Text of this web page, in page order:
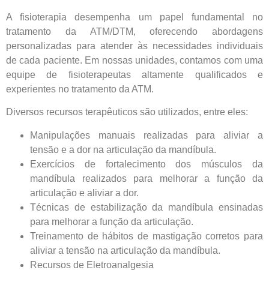
A fisioterapia desempenha um papel fundamental no
tratamento da ATM/DTM, oferecendo abordagens
personalizadas para atender às necessidades individuais
de cada paciente. Em nossas unidades, contamos com uma
equipe de fisioterapeutas altamente qualificados e
experientes no tratamento da ATM.
Diversos recursos terapêuticos são utilizados, entre eles:
Manipulações manuais realizadas para aliviar a
tensão e a dor na articulação da mandíbula.
Exercícios de fortalecimento dos músculos da
mandíbula realizados para melhorar a função da
articulação e aliviar a dor.
Técnicas de estabilização da mandíbula ensinadas
para melhorar a função da articulação.
Treinamento de hábitos de mastigação corretos para
aliviar a tensão na articulação da mandíbula.
Recursos de Eletroanalgesia